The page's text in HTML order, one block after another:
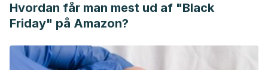
Hvordan får man mest ud af "Black
Friday" på Amazon?